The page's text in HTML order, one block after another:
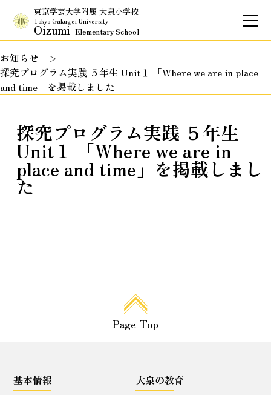
東京学芸大学附属 大泉小学校
Tokyo Gakugei University
Oizumi Elementary School
お問合せ
保護者専用ページ
基本情報
校長のご挨拶
生活団活動
特色ある教育活動
行事と生活団活動の実践
お知らせ
探究プログラム実践 ５年生 Unit１ 「Where we are in place
and time」を掲載しました
探究プログラム実践 ５年生
Unit１ 「Where we are in
place and time」を掲載しまし
た
Page Top
基本情報 大泉の教育